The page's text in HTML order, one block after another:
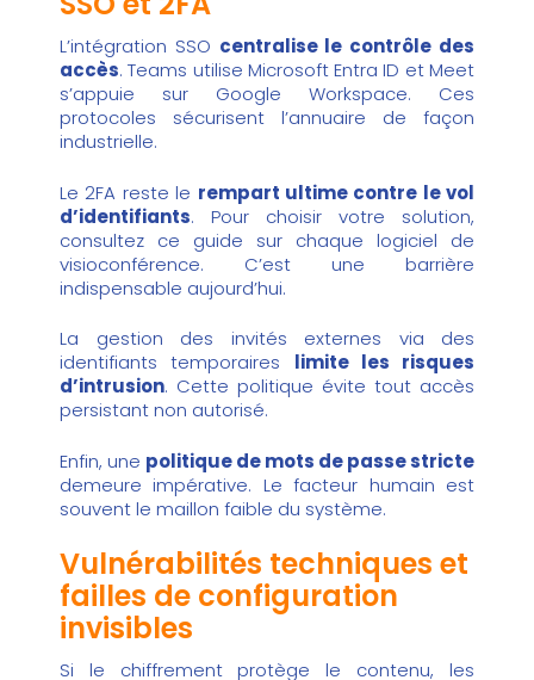
L’intégration SSO centralise le contrôle des
accès. Teams utilise Microsoft Entra ID et Meet
s’appuie sur Google Workspace. Ces
protocoles sécurisent l’annuaire de façon
industrielle.
Le 2FA reste le rempart ultime contre le vol
d’identifiants. Pour choisir votre solution,
consultez ce guide sur chaque logiciel de
visioconférence. C’est une barrière
indispensable aujourd’hui.
La gestion des invités externes via des
identifiants temporaires limite les risques
d’intrusion. Cette politique évite tout accès
persistant non autorisé.
Enfin, une politique de mots de passe stricte
demeure impérative. Le facteur humain est
souvent le maillon faible du système.
Vulnérabilités techniques et
failles de configuration
invisibles
Si le chiffrement protège le contenu, les